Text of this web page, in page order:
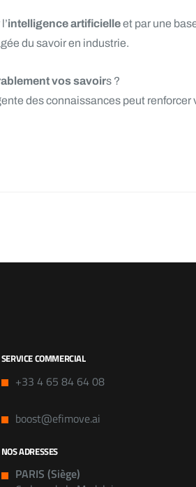
intelligence artificielleet par une
du savoir en industrie.
vos savoirs ?
des connaissances peut renforcer
SERVICE COMMERCIAL
+33 4 65 84 64 08
boost@efimove.ai
NOS ADRESSES
PARIS (Siège)